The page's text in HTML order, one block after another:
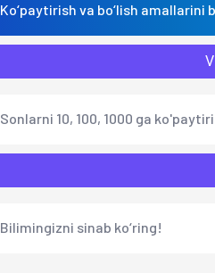
Ko‘paytirish va bo‘lish amallarini
Sonlarni 10, 100, 1000 ga
Bilimingizni sinab ko‘ring!